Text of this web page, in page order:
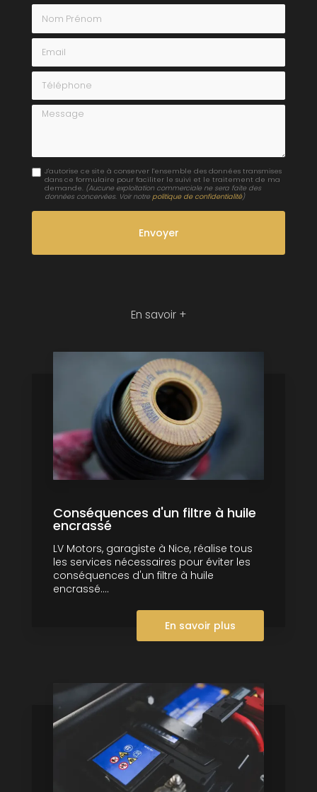
Nom Prénom
Email
Téléphone
Message
J'autorise ce site à conserver l'ensemble des données transmises
dans ce formulaire pour faciliter le suivi et le traitement de ma
demande. (Aucune exploitation commerciale ne sera faite des
données concervées. Voir notre politique de confidentialité)
En savoir +
Conséquences d'un filtre à huile
encrassé
LV Motors, garagiste à Nice, réalise tous
les services nécessaires pour éviter les
conséquences d'un filtre à huile
encrassé....
En savoir plus